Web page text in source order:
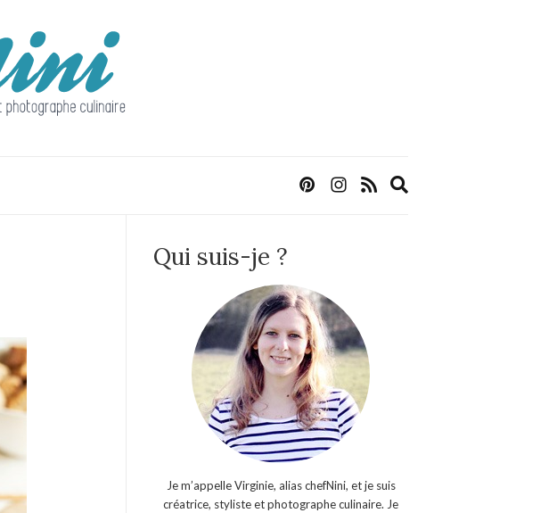
Qui suis-je ?
Je m’appelle Virginie, alias chefNini, et je suis
créatrice, styliste et photographe culinaire. Je